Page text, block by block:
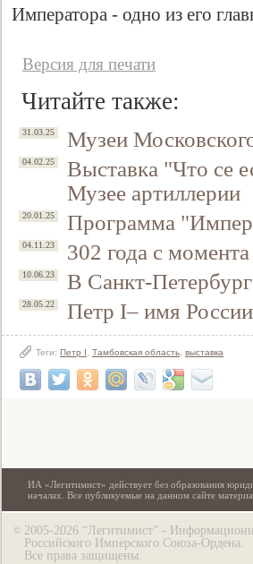
Императора - одно из его
Версия для печати
Читайте также:
31.03.25 Музеи
04.02.25
Выставка "Что се
Музее артиллерии
20.01.25 Программа
04.11.23 302 года с
10.06.23 В Санкт-
28.05.22 Петр I– имя России
Теги: Петр I Тамбовская область выставка
ИА «Легитимист» действует без образования
началах. Все публикуемые на данном сайте
© 2005-2026 “Легитимист” -
Российского Имперского Союза-Ордена.
Все права защищены.